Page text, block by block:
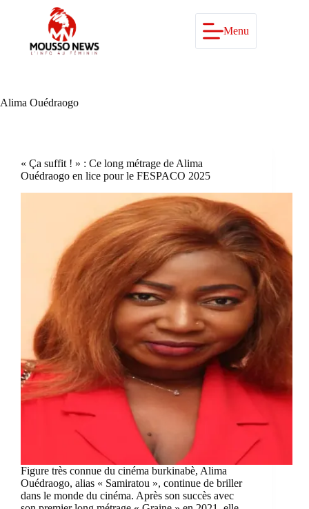
Menu
Alima Ouédraogo
« Ça suffit ! » : Ce long métrage de Alima
Ouédraogo en lice pour le FESPACO 2025
Figure très connue du cinéma burkinabè, Alima
Ouédraogo, alias « Samiratou », continue de briller
dans le monde du cinéma. Après son succès avec